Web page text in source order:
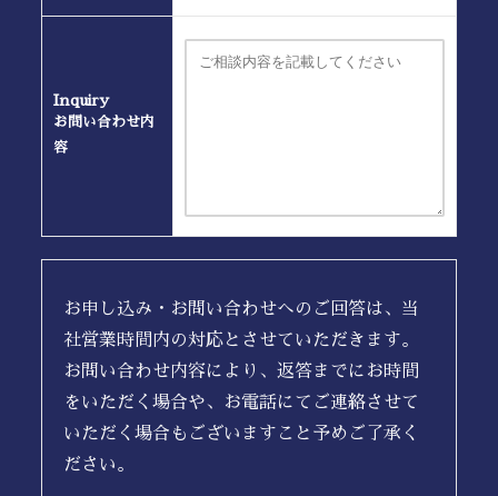
Inquiry
お問い合わせ内
容
お申し込み・お問い合わせへのご回答は、当
社営業時間内の対応とさせていただきます。
お問い合わせ内容により、返答までにお時間
をいただく場合や、お電話にてご連絡させて
いただく場合もございますこと予めご了承く
ださい。